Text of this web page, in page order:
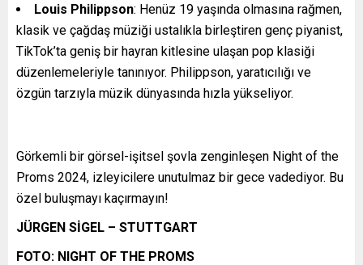
Louis Philippson: Henüz 19 yaşında olmasına rağmen,
klasik ve çağdaş müziği ustalıkla birleştiren genç piyanist,
TikTok’ta geniş bir hayran kitlesine ulaşan pop klasiği
düzenlemeleriyle tanınıyor. Philippson, yaratıcılığı ve
özgün tarzıyla müzik dünyasında hızla yükseliyor.
Görkemli bir görsel-işitsel şovla zenginleşen Night of the
Proms 2024, izleyicilere unutulmaz bir gece vadediyor. Bu
özel buluşmayı kaçırmayın!
JÜRGEN SİGEL – STUTTGART
FOTO: NIGHT OF THE PROMS